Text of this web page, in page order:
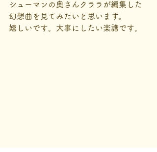
シューマンの奥さんクララが編集した
幻想曲を見てみたいと思います。
嬉しいです。大事にしたい楽譜です。